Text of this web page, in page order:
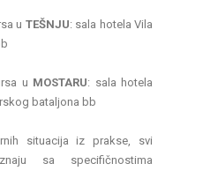
u TEŠNJU: sala hotela Vila
u MOSTARU: sala hotela
bataljona bb
situacija iz prakse, svi
sa specifičnostima